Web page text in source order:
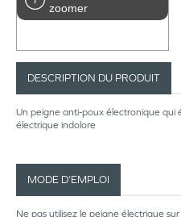
zoomer
DESCRIPTION DU PRODUIT
Un peigne anti-poux électronique qui
électrique indolore
MODE D’EMPLOI
Ne pas utilisez le peigne électrique